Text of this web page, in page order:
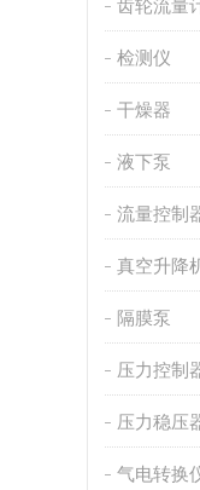
齿轮流量
检测仪
干燥器
液下泵
流量控制
真空升降
隔膜泵
压力控制
压力稳压
气电转换